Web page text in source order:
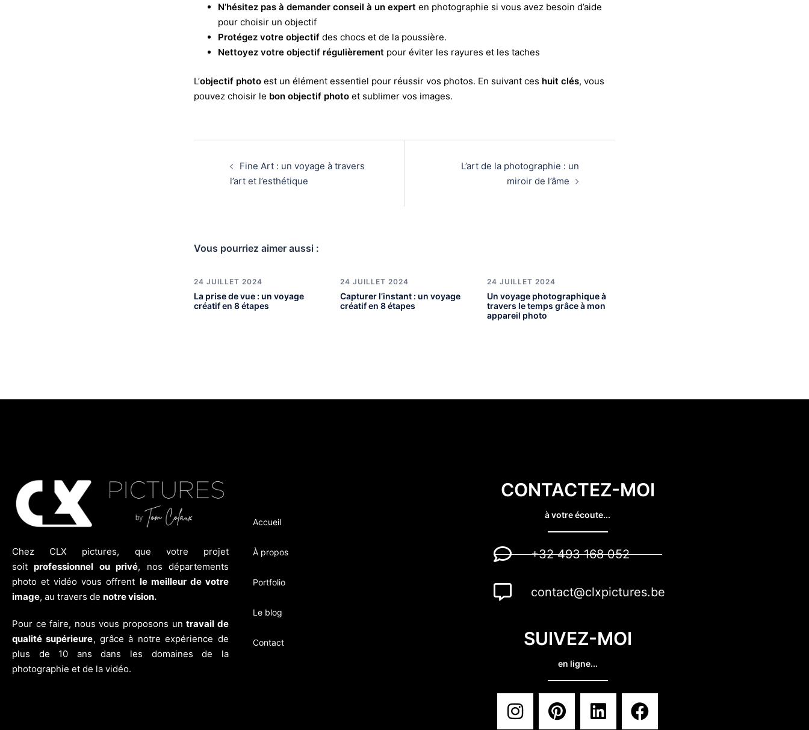
N’hésitez pas à demander conseil à un expert en photographie si vous avez besoin d’aide
pour choisir un objectif
Protégez votre objectif des chocs et de la poussière.
Nettoyez votre objectif régulièrement pour éviter les rayures et les taches
L’objectif photo est un élément essentiel pour réussir vos photos. En suivant ces huit clés, vous
pouvez choisir le bon objectif photo et sublimer vos images.
Fine Art : un voyage à travers
l’art et l’esthétique
L’art de la photographie : un
miroir de l’âme
Vous pourriez aimer aussi :
24 JUILLET 2024
La prise de vue : un voyage
créatif en 8 étapes
24 JUILLET 2024
Capturer l’instant : un voyage
créatif en 8 étapes
24 JUILLET 2024
Un voyage photographique à
travers le temps grâce à mon
appareil photo
Chez CLX pictures, que votre projet
soitprofessionnel ou privé, nos départements
photo et vidéo vous offrent le meilleur de votre
image, au travers de notre vision.
Pour ce faire, nous vous proposons untravail de
qualité supérieure, grâce à notre expérience de
plus de 10 ans dans les domaines de la
photographie et de la vidéo.
Accueil
À propos
Portfolio
Le blog
Contact
CONTACTEZ-MOI
à votre écoute...
+32 493 168 052
contact@clxpictures.be
SUIVEZ-MOI
en ligne...